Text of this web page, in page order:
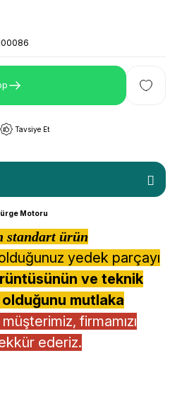
Tavsiye Et
Motoru
standart ürün
yedek parçayı
ve teknik
mutlaka
firmamızı
ederiz.